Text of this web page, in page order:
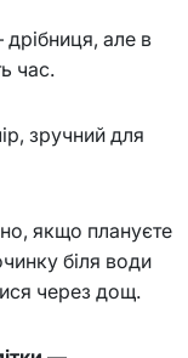
але в
час.
зручний для
якщо плануєте
біля води
через дощ.